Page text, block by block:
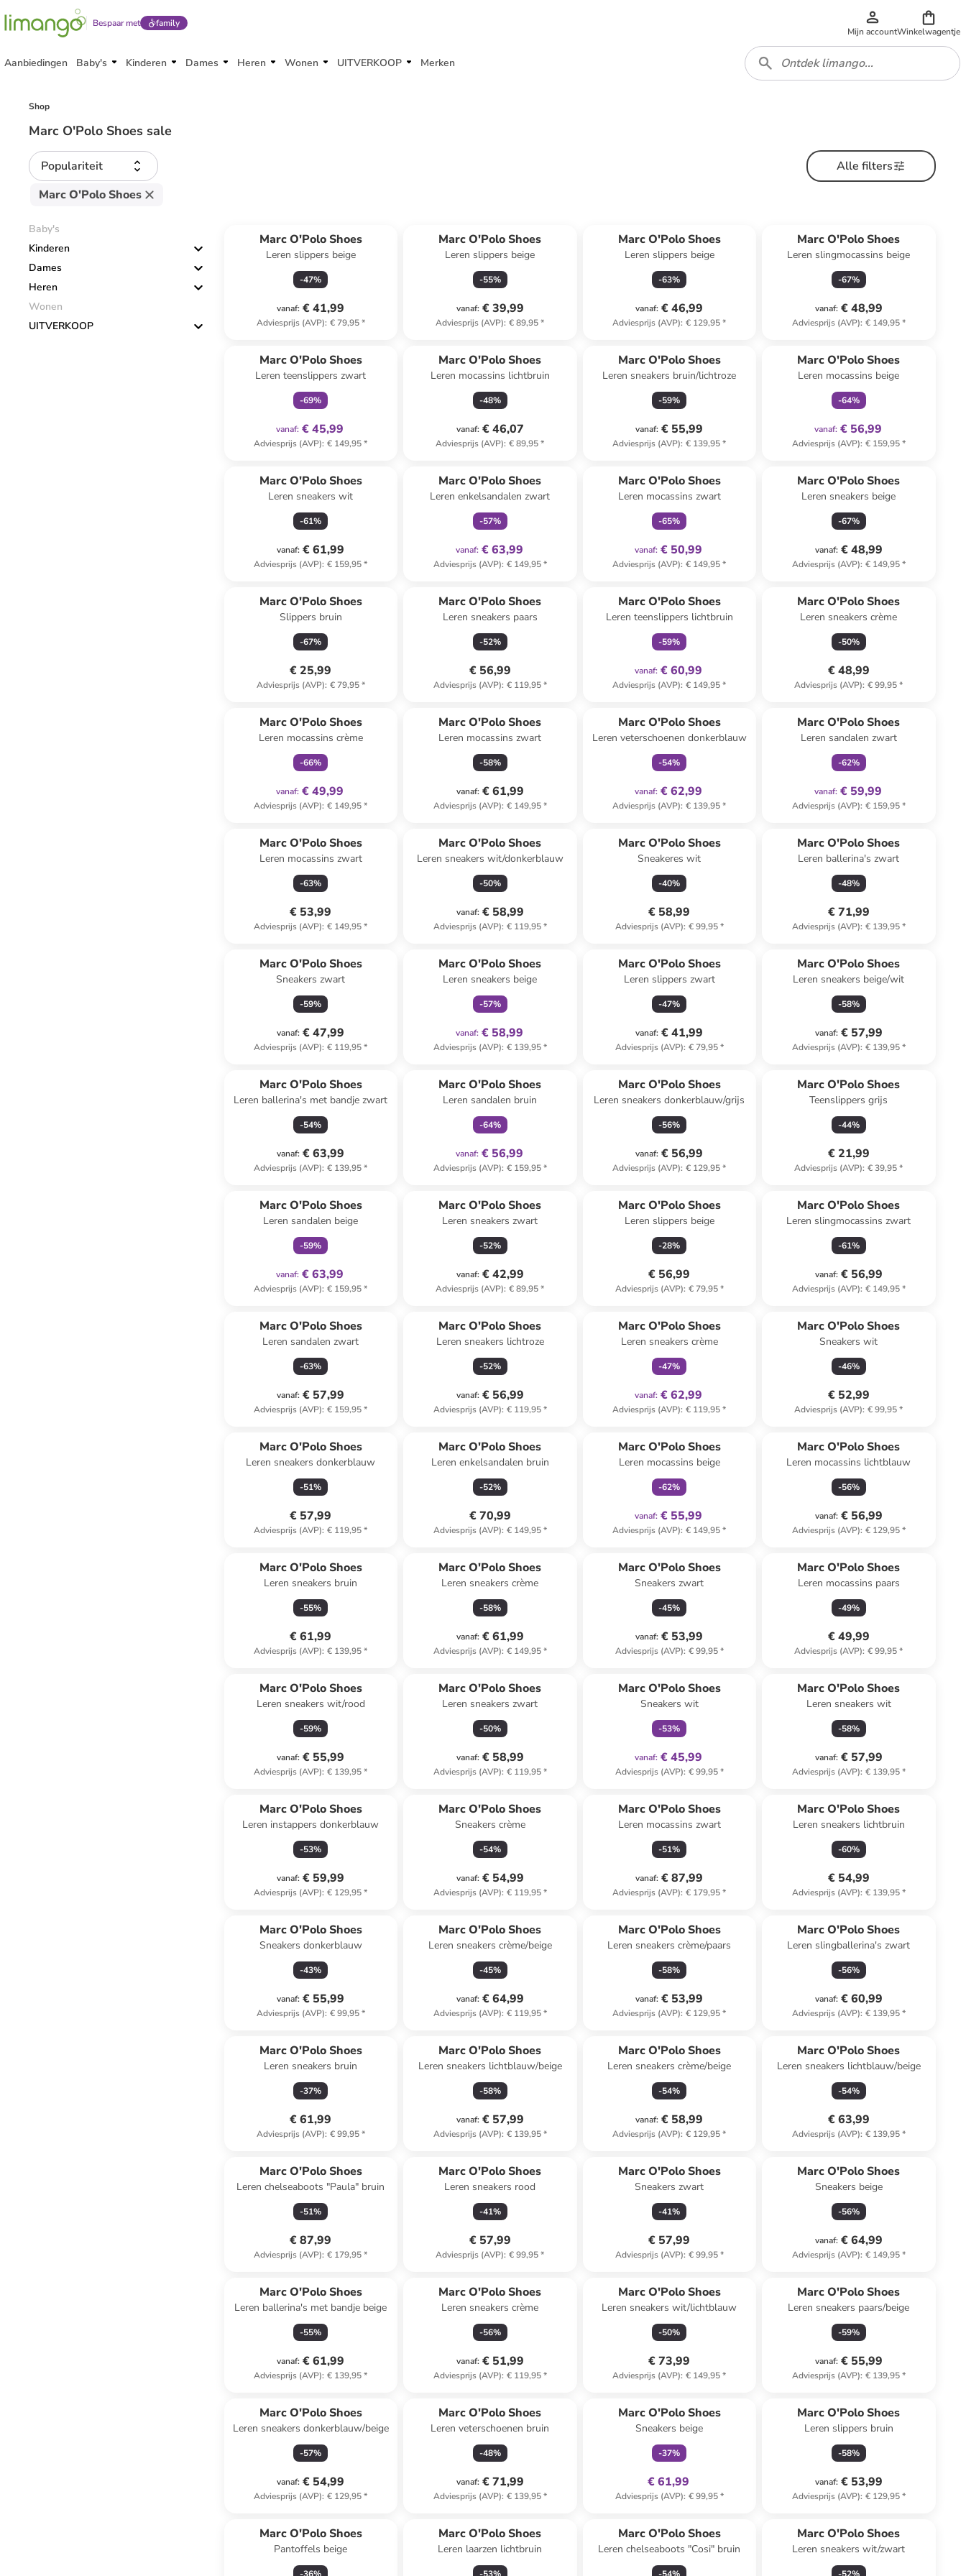
Bespaar met family
Mijn accountWinkelwagentje
Aanbiedingen Baby's Kinderen Dames Heren Wonen UITVERKOOP Merken
Shop
Marc O'Polo Shoes sale
Populariteit
Alle filters
Marc O'Polo Shoes
Baby's
Kinderen
Dames
Heren
Wonen
UITVERKOOP
Marc O'Polo Shoes
Leren slippers beige
-47%
vanaf: € 41,99
Adviesprijs (AVP): € 79,95*
Marc O'Polo Shoes
Leren slippers beige
-55%
vanaf: € 39,99
Adviesprijs (AVP): € 89,95*
Marc O'Polo Shoes
Leren slippers beige
-63%
vanaf: € 46,99
Adviesprijs (AVP): € 129,95*
Marc O'Polo Shoes
Leren slingmocassins beige
-67%
vanaf: € 48,99
Adviesprijs (AVP): € 149,95*
Marc O'Polo Shoes
Leren teenslippers zwart
-69%
vanaf: € 45,99
Adviesprijs (AVP): € 149,95*
Marc O'Polo Shoes
Leren mocassins lichtbruin
-48%
vanaf: € 46,07
Adviesprijs (AVP): € 89,95*
Marc O'Polo Shoes
Leren sneakers bruin/lichtroze
-59%
vanaf: € 55,99
Adviesprijs (AVP): € 139,95*
Marc O'Polo Shoes
Leren mocassins beige
-64%
vanaf: € 56,99
Adviesprijs (AVP): € 159,95*
Marc O'Polo Shoes
Leren sneakers wit
-61%
vanaf: € 61,99
Adviesprijs (AVP): € 159,95*
Marc O'Polo Shoes
Leren enkelsandalen zwart
-57%
vanaf: € 63,99
Adviesprijs (AVP): € 149,95*
Marc O'Polo Shoes
Leren mocassins zwart
-65%
vanaf: € 50,99
Adviesprijs (AVP): € 149,95*
Marc O'Polo Shoes
Leren sneakers beige
-67%
vanaf: € 48,99
Adviesprijs (AVP): € 149,95*
Marc O'Polo Shoes
Slippers bruin
-67%
€ 25,99
Adviesprijs (AVP): € 79,95*
Marc O'Polo Shoes
Leren sneakers paars
-52%
€ 56,99
Adviesprijs (AVP): € 119,95*
Marc O'Polo Shoes
Leren teenslippers lichtbruin
-59%
vanaf: € 60,99
Adviesprijs (AVP): € 149,95*
Marc O'Polo Shoes
Leren sneakers crème
-50%
€ 48,99
Adviesprijs (AVP): € 99,95*
Marc O'Polo Shoes
Leren mocassins crème
-66%
vanaf: € 49,99
Adviesprijs (AVP): € 149,95*
Marc O'Polo Shoes
Leren mocassins zwart
-58%
vanaf: € 61,99
Adviesprijs (AVP): € 149,95*
Marc O'Polo Shoes
Leren veterschoenen donkerblauw
-54%
vanaf: € 62,99
Adviesprijs (AVP): € 139,95*
Marc O'Polo Shoes
Leren sandalen zwart
-62%
vanaf: € 59,99
Adviesprijs (AVP): € 159,95*
Marc O'Polo Shoes
Leren mocassins zwart
-63%
€ 53,99
Adviesprijs (AVP): € 149,95*
Marc O'Polo Shoes
Leren sneakers wit/donkerblauw
-50%
vanaf: € 58,99
Adviesprijs (AVP): € 119,95*
Marc O'Polo Shoes
Sneakeres wit
-40%
€ 58,99
Adviesprijs (AVP): € 99,95*
Marc O'Polo Shoes
Leren ballerina's zwart
-48%
€ 71,99
Adviesprijs (AVP): € 139,95*
Marc O'Polo Shoes
Sneakers zwart
-59%
vanaf: € 47,99
Adviesprijs (AVP): € 119,95*
Marc O'Polo Shoes
Leren sneakers beige
-57%
vanaf: € 58,99
Adviesprijs (AVP): € 139,95*
Marc O'Polo Shoes
Leren slippers zwart
-47%
vanaf: € 41,99
Adviesprijs (AVP): € 79,95*
Marc O'Polo Shoes
Leren sneakers beige/wit
-58%
vanaf: € 57,99
Adviesprijs (AVP): € 139,95*
Marc O'Polo Shoes
Leren ballerina's met bandje zwart
-54%
vanaf: € 63,99
Adviesprijs (AVP): € 139,95*
Marc O'Polo Shoes
Leren sandalen bruin
-64%
vanaf: € 56,99
Adviesprijs (AVP): € 159,95*
Marc O'Polo Shoes
Leren sneakers donkerblauw/grijs
-56%
vanaf: € 56,99
Adviesprijs (AVP): € 129,95*
Marc O'Polo Shoes
Teenslippers grijs
-44%
€ 21,99
Adviesprijs (AVP): € 39,95*
Marc O'Polo Shoes
Leren sandalen beige
-59%
vanaf: € 63,99
Adviesprijs (AVP): € 159,95*
Marc O'Polo Shoes
Leren sneakers zwart
-52%
vanaf: € 42,99
Adviesprijs (AVP): € 89,95*
Marc O'Polo Shoes
Leren slippers beige
-28%
€ 56,99
Adviesprijs (AVP): € 79,95*
Marc O'Polo Shoes
Leren slingmocassins zwart
-61%
vanaf: € 56,99
Adviesprijs (AVP): € 149,95*
Marc O'Polo Shoes
Leren sandalen zwart
-63%
vanaf: € 57,99
Adviesprijs (AVP): € 159,95*
Marc O'Polo Shoes
Leren sneakers lichtroze
-52%
vanaf: € 56,99
Adviesprijs (AVP): € 119,95*
Marc O'Polo Shoes
Leren sneakers crème
-47%
vanaf: € 62,99
Adviesprijs (AVP): € 119,95*
Marc O'Polo Shoes
Sneakers wit
-46%
€ 52,99
Adviesprijs (AVP): € 99,95*
Marc O'Polo Shoes
Leren sneakers donkerblauw
-51%
€ 57,99
Adviesprijs (AVP): € 119,95*
Marc O'Polo Shoes
Leren enkelsandalen bruin
-52%
€ 70,99
Adviesprijs (AVP): € 149,95*
Marc O'Polo Shoes
Leren mocassins beige
-62%
vanaf: € 55,99
Adviesprijs (AVP): € 149,95*
Marc O'Polo Shoes
Leren mocassins lichtblauw
-56%
vanaf: € 56,99
Adviesprijs (AVP): € 129,95*
Marc O'Polo Shoes
Leren sneakers bruin
-55%
€ 61,99
Adviesprijs (AVP): € 139,95*
Marc O'Polo Shoes
Leren sneakers crème
-58%
vanaf: € 61,99
Adviesprijs (AVP): € 149,95*
Marc O'Polo Shoes
Sneakers zwart
-45%
vanaf: € 53,99
Adviesprijs (AVP): € 99,95*
Marc O'Polo Shoes
Leren mocassins paars
-49%
€ 49,99
Adviesprijs (AVP): € 99,95*
Marc O'Polo Shoes
Leren sneakers wit/rood
-59%
vanaf: € 55,99
Adviesprijs (AVP): € 139,95*
Marc O'Polo Shoes
Leren sneakers zwart
-50%
vanaf: € 58,99
Adviesprijs (AVP): € 119,95*
Marc O'Polo Shoes
Sneakers wit
-53%
vanaf: € 45,99
Adviesprijs (AVP): € 99,95*
Marc O'Polo Shoes
Leren sneakers wit
-58%
vanaf: € 57,99
Adviesprijs (AVP): € 139,95*
Marc O'Polo Shoes
Leren instappers donkerblauw
-53%
vanaf: € 59,99
Adviesprijs (AVP): € 129,95*
Marc O'Polo Shoes
Sneakers crème
-54%
vanaf: € 54,99
Adviesprijs (AVP): € 119,95*
Marc O'Polo Shoes
Leren mocassins zwart
-51%
vanaf: € 87,99
Adviesprijs (AVP): € 179,95*
Marc O'Polo Shoes
Leren sneakers lichtbruin
-60%
€ 54,99
Adviesprijs (AVP): € 139,95*
Marc O'Polo Shoes
Sneakers donkerblauw
-43%
vanaf: € 55,99
Adviesprijs (AVP): € 99,95*
Marc O'Polo Shoes
Leren sneakers crème/beige
-45%
vanaf: € 64,99
Adviesprijs (AVP): € 119,95*
Marc O'Polo Shoes
Leren sneakers crème/paars
-58%
vanaf: € 53,99
Adviesprijs (AVP): € 129,95*
Marc O'Polo Shoes
Leren slingballerina's zwart
-56%
vanaf: € 60,99
Adviesprijs (AVP): € 139,95*
Marc O'Polo Shoes
Leren sneakers bruin
-37%
€ 61,99
Adviesprijs (AVP): € 99,95*
Marc O'Polo Shoes
Leren sneakers lichtblauw/beige
-58%
vanaf: € 57,99
Adviesprijs (AVP): € 139,95*
Marc O'Polo Shoes
Leren sneakers crème/beige
-54%
vanaf: € 58,99
Adviesprijs (AVP): € 129,95*
Marc O'Polo Shoes
Leren sneakers lichtblauw/beige
-54%
€ 63,99
Adviesprijs (AVP): € 139,95*
Marc O'Polo Shoes
Leren chelseaboots "Paula" bruin
-51%
€ 87,99
Adviesprijs (AVP): € 179,95*
Marc O'Polo Shoes
Leren sneakers rood
-41%
€ 57,99
Adviesprijs (AVP): € 99,95*
Marc O'Polo Shoes
Sneakers zwart
-41%
€ 57,99
Adviesprijs (AVP): € 99,95*
Marc O'Polo Shoes
Sneakers beige
-56%
vanaf: € 64,99
Adviesprijs (AVP): € 149,95*
Marc O'Polo Shoes
Leren ballerina's met bandje beige
-55%
vanaf: € 61,99
Adviesprijs (AVP): € 139,95*
Marc O'Polo Shoes
Leren sneakers crème
-56%
vanaf: € 51,99
Adviesprijs (AVP): € 119,95*
Marc O'Polo Shoes
Leren sneakers wit/lichtblauw
-50%
€ 73,99
Adviesprijs (AVP): € 149,95*
Marc O'Polo Shoes
Leren sneakers paars/beige
-59%
vanaf: € 55,99
Adviesprijs (AVP): € 139,95*
Marc O'Polo Shoes
Leren sneakers donkerblauw/beige
-57%
vanaf: € 54,99
Adviesprijs (AVP): € 129,95*
Marc O'Polo Shoes
Leren veterschoenen bruin
-48%
vanaf: € 71,99
Adviesprijs (AVP): € 139,95*
Marc O'Polo Shoes
Sneakers beige
-37%
€ 61,99
Adviesprijs (AVP): € 99,95*
Marc O'Polo Shoes
Leren slippers bruin
-58%
vanaf: € 53,99
Adviesprijs (AVP): € 129,95*
Marc O'Polo Shoes
Pantoffels beige
Marc O'Polo Shoes
Leren laarzen lichtbruin
Marc O'Polo Shoes
Leren chelseaboots "Cosi" bruin
Marc O'Polo Shoes
Leren sneakers wit/zwart